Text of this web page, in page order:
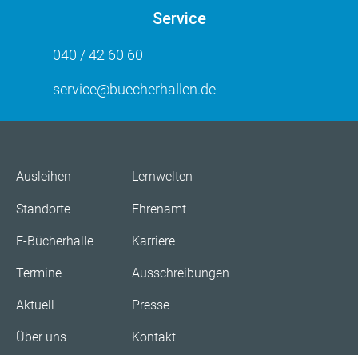
Service
040 / 42 60 60
service@buecherhallen.de
Ausleihen
Standorte
E-Bücherhalle
Termine
Aktuell
Über uns
Lernwelten
Ehrenamt
Karriere
Ausschreibungen
Presse
Kontakt